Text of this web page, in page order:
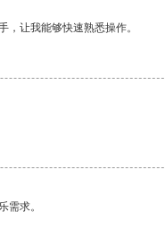
让我能够快速熟悉操作。
需求。